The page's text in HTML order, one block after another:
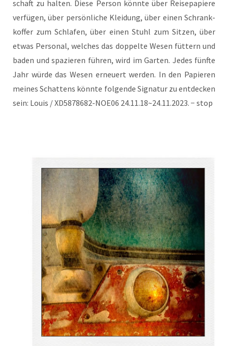
schaft zu hal­ten. Die­se Per­son könn­te über Rei­se­pa­pie­re
ver­fü­gen, über per­sön­li­che Klei­dung, über einen Schrank­
kof­fer zum Schla­fen, über einen Stuhl zum Sit­zen, über
etwas Per­so­nal, wel­ches das dop­pel­te Wesen füt­tern und
baden und spa­zie­ren füh­ren, wird im Gar­ten. Jedes fünf­te
Jahr wür­de das Wesen erneu­ert wer­den. In den Papie­ren
mei­nes Schat­tens könn­te fol­gen­de Signa­tur zu ent­de­cken
sein: Lou­is / XD5878682-NOE06 24.11.18~24.11.2023. − stop